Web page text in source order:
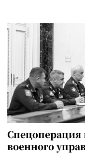
Спецоперация
военного